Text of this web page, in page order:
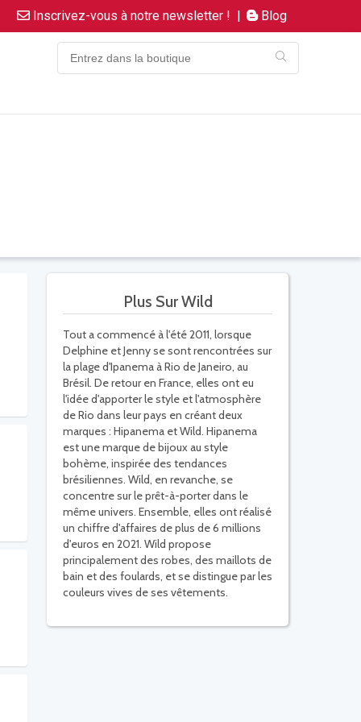
Inscrivez-vous à notre newsletter ! | Blog
Plus Sur Wild
Tout a commencé à l'été 2011, lorsque
Delphine et Jenny se sont rencontrées sur
la plage d'Ipanema à Rio de Janeiro, au
Brésil. De retour en France, elles ont eu
l'idée d'apporter le style et l'atmosphère
de Rio dans leur pays en créant deux
marques : Hipanema et Wild. Hipanema
est une marque de bijoux au style
bohème, inspirée des tendances
brésiliennes. Wild, en revanche, se
concentre sur le prêt-à-porter dans le
même univers. Ensemble, elles ont réalisé
un chiffre d'affaires de plus de 6 millions
d'euros en 2021. Wild propose
principalement des robes, des maillots de
bain et des foulards, et se distingue par les
couleurs vives de ses vêtements.